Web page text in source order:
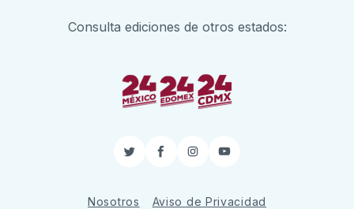
Consulta ediciones de otros estados:
TwitterFacebook
InstagramYouTube
Nosotros Aviso de Privacidad